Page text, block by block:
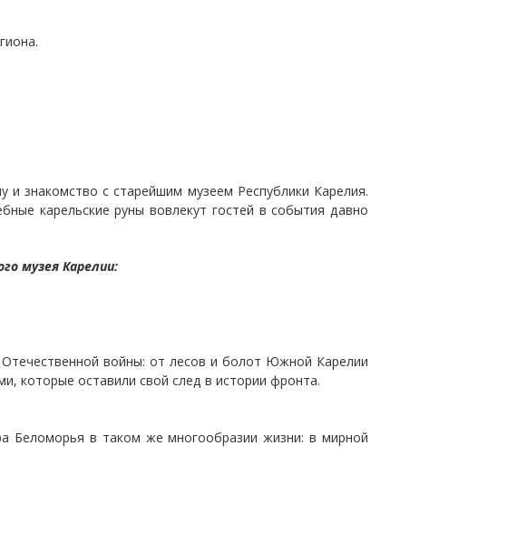
и знакомство с старейшим музеем Республики Карелия.
карельские руны вовлекут гостей в события давно
музея Карелии:
войны: от лесов и болот Южной Карелии
которые оставили свой след в истории фронта.
Беломорья в таком же многообразии жизни: в мирной